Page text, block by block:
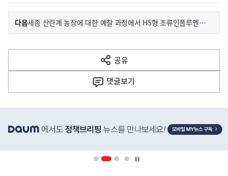
이
전
다
음
다음기
세종 산란계 농장에 대한 예찰 과정에서 H5형 조류인플루엔자 항원 확인
공유
열
기
댓글보기
단